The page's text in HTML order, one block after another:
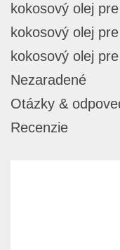
kokosový olej
kokosový olej
kokosový olej
Nezaradené
Otázky &
Recenzie